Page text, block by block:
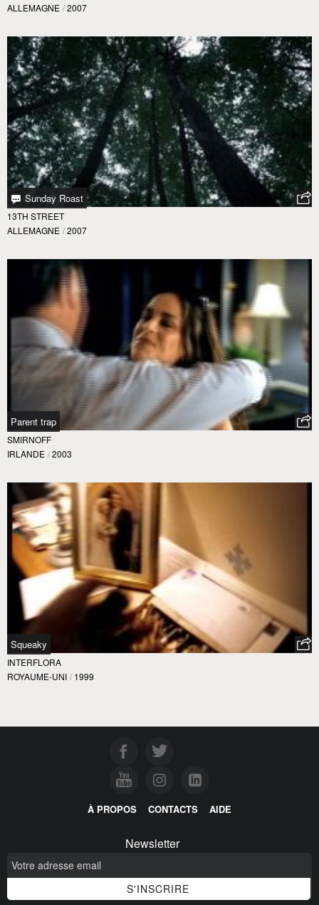
ALLEMAGNE / 2007
Sunday Roast
13TH STREET
ALLEMAGNE / 2007
Parent trap
SMIRNOFF
IRLANDE / 2003
Squeaky
INTERFLORA
ROYAUME-UNI / 1999
À PROPOS CONTACTS AIDE
Newsletter